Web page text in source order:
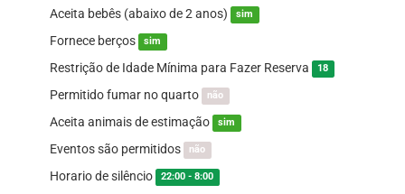
Aceita bebês (abaixo de 2 anos) sim
Fornece berços sim
Restrição de Idade Mínima para Fazer Reserva 18
Permitido fumar no quarto não
Aceita animais de estimação sim
Eventos são permitidos não
Horario de silêncio 22:00 - 8:00